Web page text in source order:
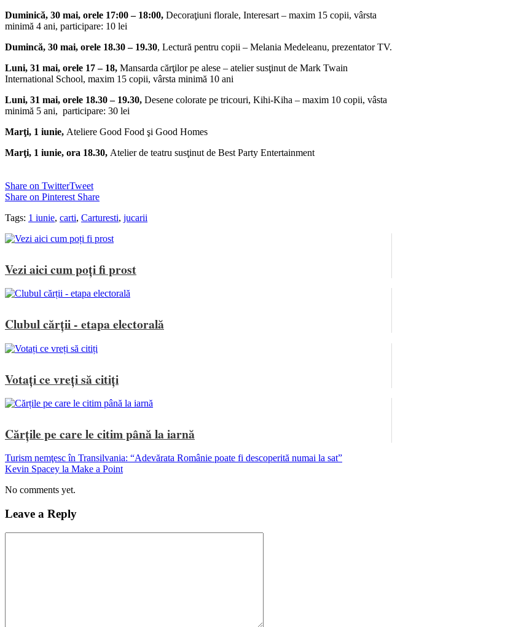
Duminică, 30 mai, orele 17:00 – 18:00, Decoraţiuni florale, Interesart – maxim 15 copii, vârsta
minimă 4 ani, participare: 10 lei
Dumincă, 30 mai, orele 18.30 – 19.30, Lectură pentru copii – Melania Medeleanu, prezentator TV.
Luni, 31 mai, orele 17 – 18, Mansarda cărţilor pe alese – atelier susţinut de Mark Twain
International School, maxim 15 copii, vârsta minimă 10 ani
Luni, 31 mai, orele 18.30 – 19.30, Desene colorate pe tricouri, Kihi-Kiha – maxim 10 copii, vâsta
minimă 5 ani, participare: 30 lei
Marţi, 1 iunie, Ateliere Good Food şi Good Homes
Marţi, 1 iunie, ora 18.30, Atelier de teatru susţinut de Best Party Entertainment
Share on TwitterTweet
Share on Pinterest Share
Tags: 1 iunie, carti, Carturesti, jucarii
Vezi aici cum poți fi prost
Clubul cărții - etapa electorală
Votați ce vreți să citiți
Cărțile pe care le citim până la iarnă
Turism nemţesc în Transilvania: “Adevărata Românie poate fi descoperită numai la sat”
Kevin Spacey la Make a Point
No comments yet.
Leave a Reply